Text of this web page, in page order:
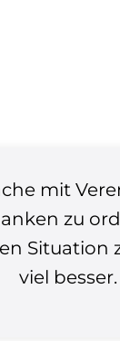
mit
zu
Situation
viel